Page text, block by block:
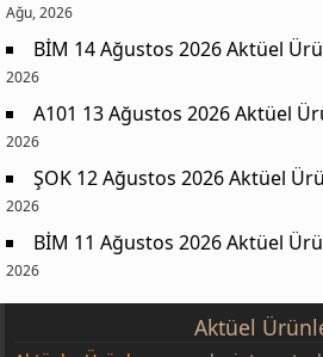
Ağu, 2026
BİM 14 Ağustos 2026 Aktüel
2026
A101 13 Ağustos 2026 Aktüel
2026
ŞOK 12 Ağustos 2026 Aktüel
2026
BİM 11 Ağustos 2026 Aktüel
2026
Aktüel